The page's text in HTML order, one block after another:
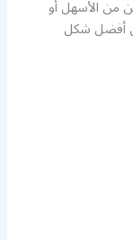
من الأسهل أو
أفضل شكل